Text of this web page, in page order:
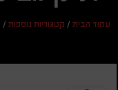
עמוד הבית/ קטגוריות נוספות/